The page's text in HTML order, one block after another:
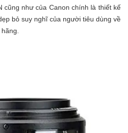
cũng như của Canon chính là thiết kế
bỏ suy nghĩ của người tiêu dùng về